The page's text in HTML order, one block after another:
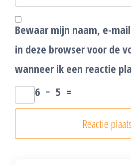
Bewaar mijn naam, e-
in deze browser voor de
wanneer ik een reactie
6 − 5 =